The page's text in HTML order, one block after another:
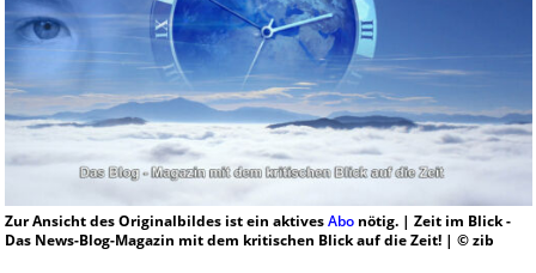
Zur Ansicht des Originalbildes ist ein aktivesAbonötig. | Zeit im Blick -
Das News-Blog-Magazin mit dem kritischen Blick auf die Zeit! | © zib